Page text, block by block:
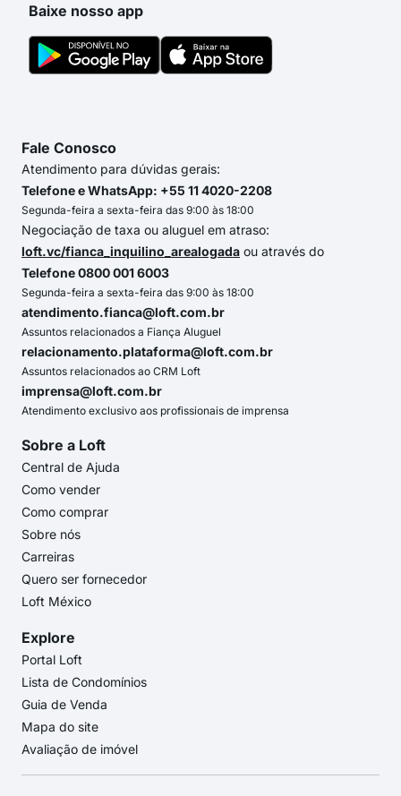
Baixe nosso app
Fale Conosco
Atendimento para dúvidas gerais:
Telefone e WhatsApp: +55 11 4020-2208
Segunda-feira a sexta-feira das 9:00 às 18:00
Negociação de taxa ou aluguel em atraso:
loft.vc/fianca_inquilino_arealogada ou através do
Telefone 0800 001 6003
Segunda-feira a sexta-feira das 9:00 às 18:00
atendimento.fianca@loft.com.br
Assuntos relacionados a Fiança Aluguel
relacionamento.plataforma@loft.com.br
Assuntos relacionados ao CRM Loft
imprensa@loft.com.br
Atendimento exclusivo aos profissionais de imprensa
Sobre a Loft
Central de Ajuda
Como vender
Como comprar
Sobre nós
Carreiras
Quero ser fornecedor
Loft México
Explore
Portal Loft
Lista de Condomínios
Guia de Venda
Mapa do site
Avaliação de imóvel